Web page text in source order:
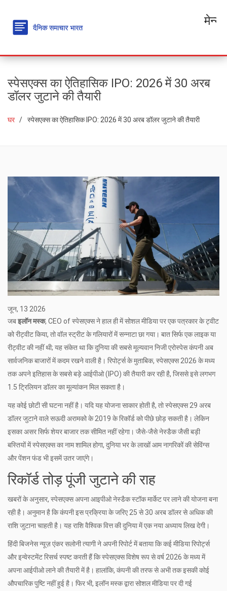
मेन्यू
स्पेसएक्स का ऐतिहासिक IPO: 2026 में 30 अरब
डॉलर जुटाने की तैयारी
घर स्पेसएक्स का ऐतिहासिक IPO: 2026 में 30 अरब डॉलर जुटाने की तैयारी
जून, 13 2026
जबइलॉन मस्क, CEO ofस्पेसएक्सने हाल ही में सोशल मीडिया पर एक पत्रकार के ट्वीट
को रीट्वीट किया, तो वॉल स्ट्रीट के गलियारों में सन्नाटा छा गया। बात सिर्फ एक लाइक या
रीट्वीट की नहीं थी; यह संकेत था कि दुनिया की सबसे मूल्यवान निजी एरोस्पेस कंपनी अब
सार्वजनिक बाजारों में कदम रखने वाली है। रिपोर्ट्स के मुताबिक, स्पेसएक्स 2026 के मध्य
तक अपने इतिहास के सबसे बड़े आईपीओ (IPO) की तैयारी कर रही है, जिससे इसे लगभग
1.5 ट्रिलियन डॉलर का मूल्यांकन मिल सकता है।
यह कोई छोटी सी घटना नहीं है। यदि यह योजना साकार होती है, तो स्पेसएक्स 29 अरब
डॉलर जुटाने वालेसऊदी अरामकोके 2019 के रिकॉर्ड को पीछे छोड़ सकती है। लेकिन
इसका असर सिर्फ शेयर बाजार तक सीमित नहीं रहेगा। जैसे-जैसेनेस्डैकजैसी बड़ी
बस्तियों में स्पेसएक्स का नाम शामिल होगा, दुनिया भर के लाखों आम नागरिकों की सेविंग्स
और पेंशन फंड भी इसमें उतर जाएंगे।
रिकॉर्ड तोड़ पूंजी जुटाने की राह
खबरों के अनुसार, स्पेसएक्स अपना आइपीओनेस्डैक स्टॉक मार्केटपर लाने की योजना बना
रही है। अनुमान है कि कंपनी इस प्रक्रिया के जरिए 25 से 30 अरब डॉलर से अधिक की
राशि जुटाना चाहती है। यह राशि वैश्विक वित्त की दुनिया में एक नया अध्याय लिख देगी।
हिंदी बिजनेस न्यूज़ एंकर सलोनी त्यागी ने अपनी रिपोर्ट में बताया कि कई मीडिया रिपोर्ट्स
और इन्वेस्टमेंट रिसर्च स्पष्ट करती हैं कि स्पेसएक्स विशेष रूप से वर्ष 2026 के मध्य में
अपना आईपीओ लाने की तैयारी में है। हालांकि, कंपनी की तरफ से अभी तक इसकी कोई
औपचारिक पुष्टि नहीं हुई है। फिर भी, इलॉन मस्क द्वारा सोशल मीडिया पर दी गई